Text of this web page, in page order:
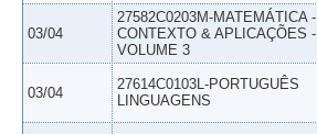
03/04
27582C0203M-MATEMÁTICA -
CONTEXTO & APLICAÇÕES -
VOLUME 3
03/04
27614C0103L-PORTUGUÊS
LINGUAGENS